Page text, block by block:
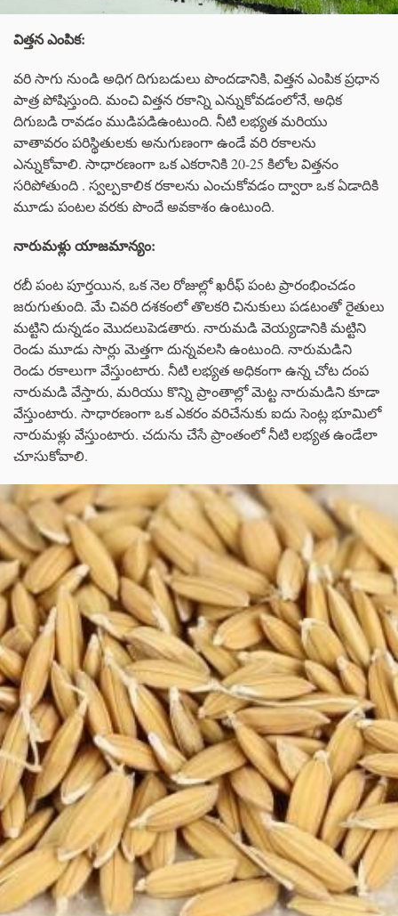
విత్తన ఎంపిక:
వరి సాగు నుండి అధిగ దిగుబడులు పొందడానికి, విత్తన ఎంపిక ప్రధాన
పాత్ర పోషిస్తుంది. మంచి విత్తన రకాన్ని ఎన్నుకోవడంలోనే, అధిక
దిగుబడి రావడం ముడిపడిఉంటుంది. నీటి లభ్యత మరియు
వాతావరం పరిస్థితులకు అనుగుణంగా ఉండే వరి రకాలను
ఎన్నుకోవాలి. సాధారణంగా ఒక ఎకరానికి 20-25 కిలోల విత్తనం
సరిపోతుంది . స్వల్పకాలిక రకాలను ఎంచుకోవడం ద్వారా ఒక ఏడాదికి
మూడు పంటల వరకు పొందే అవకాశం ఉంటుంది.
నారుమళ్లు యాజమాన్యం:
రబీ పంట పూర్తయిన, ఒక నెల రోజుల్లో ఖరీఫ్ పంట ప్రారంభించడం
జరుగుతుంది. మే చివరి దశకంలో తొలకరి చినుకులు పడటంతో రైతులు
మట్టిని దున్నడం మొదలుపెడతారు. నారుమడి వెయ్యడానికి మట్టిని
రెండు మూడు సార్లు మెత్తగా దున్నవలసి ఉంటుంది. నారుమడిని
రెండు రకాలుగా వేస్తుంటారు. నీటి లభ్యత అధికంగా ఉన్న చోట దంప
నారుమడి వేస్తారు, మరియు కొన్ని ప్రాంతాల్లో మెట్ట నారుమడిని కూడా
వేస్తుంటారు. సాధారణంగా ఒక ఎకరం వరిచేనుకు ఐదు సెంట్ల భూమిలో
నారుమళ్లు వేస్తుంటారు. చదును చేసే ప్రాంతంలో నీటి లభ్యత ఉండేలా
చూసుకోవాలి.